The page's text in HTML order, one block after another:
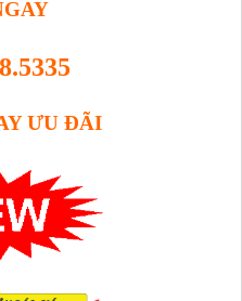
ƯU ĐÃI